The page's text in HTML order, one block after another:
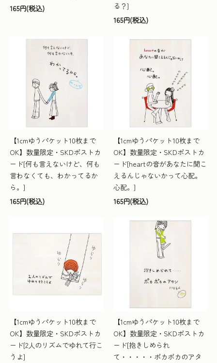
165円(税込)
る？]
165円(税込)
【1cmゆうパケット10枚まで
OK】数量限定・SKDポストカ
ード[何も言えないけど、何も
言わなくても、わかってるか
ら。]
165円(税込)
【1cmゆうパケット10枚まで
OK】数量限定・SKDポストカ
ード[heartの音があなたに聞こ
えるんじゃないかって心配。
心配。]
165円(税込)
【1cmゆうパケット10枚まで
OK】数量限定・SKDポストカ
ード[2人のリズムでゆれて行こ
うよ]
【1cmゆうパケット10枚まで
OK】数量限定・SKDポストカ
ード[抱きしめられ
て・・・・・ポカポカのアタ